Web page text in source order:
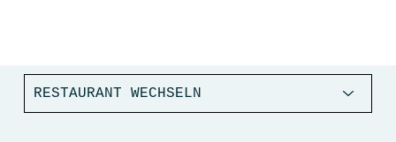
RESTAURANT WECHSELN